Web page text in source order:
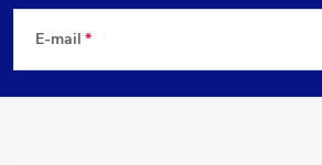
p
E-mail